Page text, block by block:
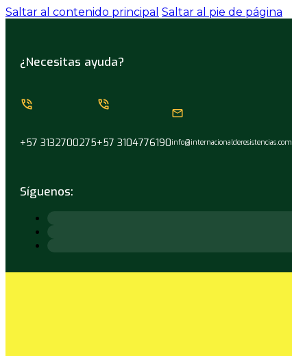
Saltar al contenido principal Saltar al pie de página
¿Necesitas ayuda?
+57 3132700275+57 3104776190info@internacionalderesistencias.com
Síguenos: